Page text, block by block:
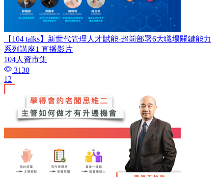
【104 talks】新世代管理人才賦能-超前部署6大職場關鍵能力
系列講座1 直播影片
104人資市集
3130
12